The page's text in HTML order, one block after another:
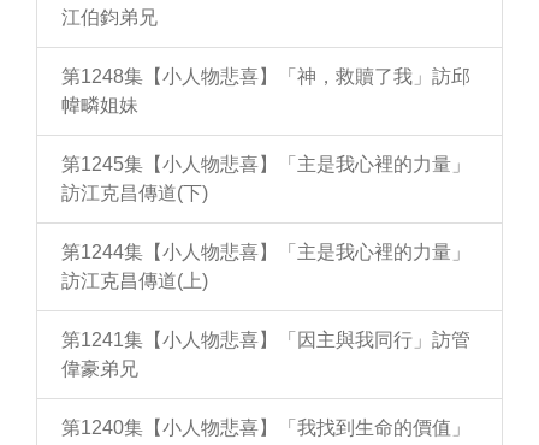
江伯鈞弟兄
第1248集【小人物悲喜】「神，救贖了我」訪邱
幃疄姐妹
第1245集【小人物悲喜】「主是我心裡的力量」
訪江克昌傳道(下)
第1244集【小人物悲喜】「主是我心裡的力量」
訪江克昌傳道(上)
第1241集【小人物悲喜】「因主與我同行」訪管
偉豪弟兄
第1240集【小人物悲喜】「我找到生命的價值」